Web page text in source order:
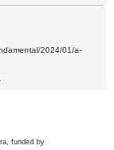
2024/01/a-
funded by